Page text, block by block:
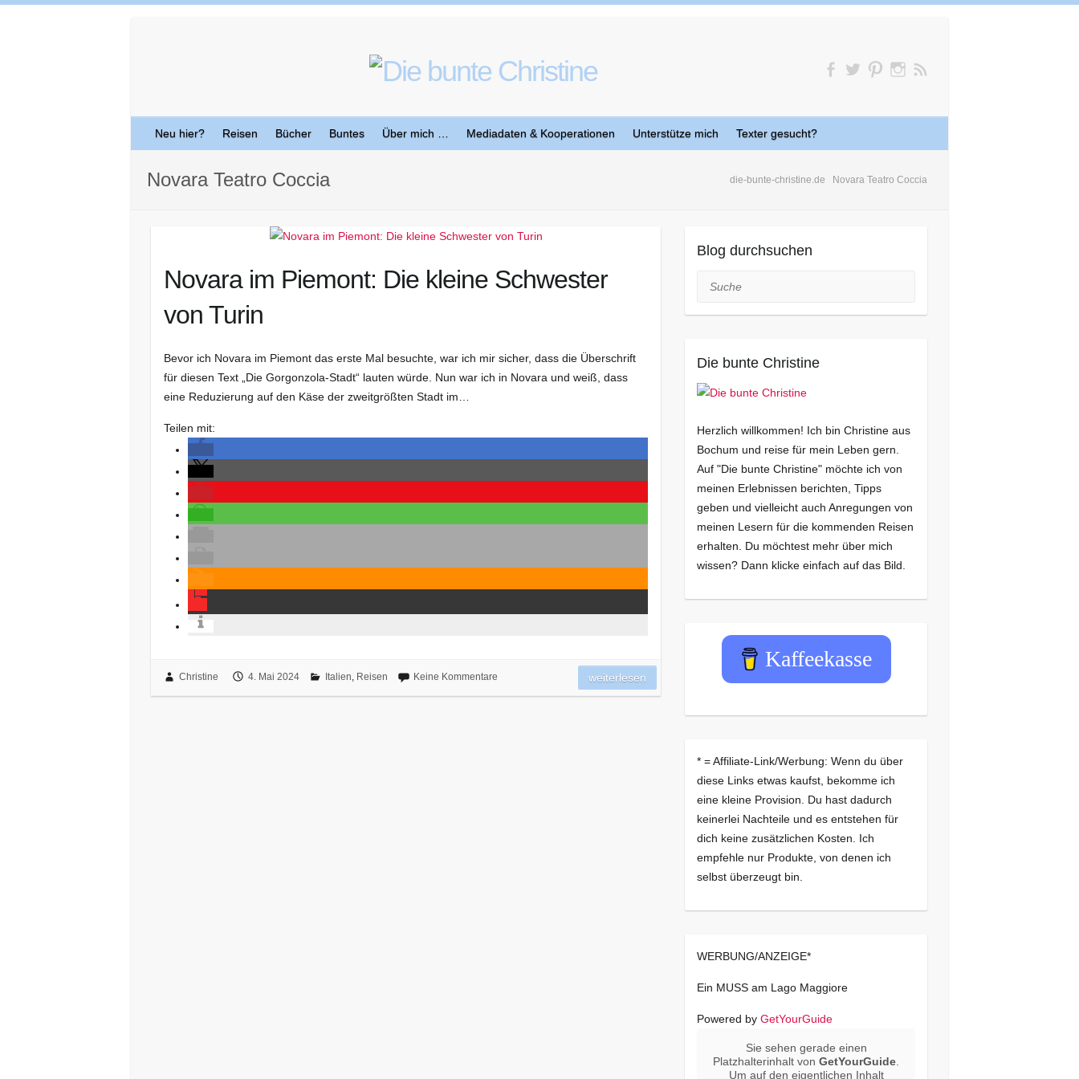
Neu hier? Reisen Bücher Buntes Über mich … Mediadaten & Kooperationen Unterstütze mich Texter gesucht?
die-bunte-christine.de Novara Teatro Coccia
Novara Teatro Coccia
Novara im Piemont: Die kleine Schwester
von Turin
Bevor ich Novara im Piemont das erste Mal besuchte, war ich mir sicher, dass die Überschrift
für diesen Text „Die Gorgonzola-Stadt“ lauten würde. Nun war ich in Novara und weiß, dass
eine Reduzierung auf den Käse der zweitgrößten Stadt im…
Teilen mit:
Christine 4. Mai 2024 Italien, Reisen Keine Kommentare weiterlesen
Blog durchsuchen
Suche
Die bunte Christine
Herzlich willkommen! Ich bin Christine aus
Bochum und reise für mein Leben gern.
Auf "Die bunte Christine" möchte ich von
meinen Erlebnissen berichten, Tipps
geben und vielleicht auch Anregungen von
meinen Lesern für die kommenden Reisen
erhalten. Du möchtest mehr über mich
wissen? Dann klicke einfach auf das Bild.
Kaffeekasse
* = Affiliate-Link/Werbung: Wenn du über
diese Links etwas kaufst, bekomme ich
eine kleine Provision. Du hast dadurch
keinerlei Nachteile und es entstehen für
dich keine zusätzlichen Kosten. Ich
empfehle nur Produkte, von denen ich
selbst überzeugt bin.
WERBUNG/ANZEIGE*
Ein MUSS am Lago Maggiore
Powered by GetYourGuide
Sie sehen gerade einen
Platzhalterinhalt vonGetYourGuide
Um auf den eigentlichen Inhalt